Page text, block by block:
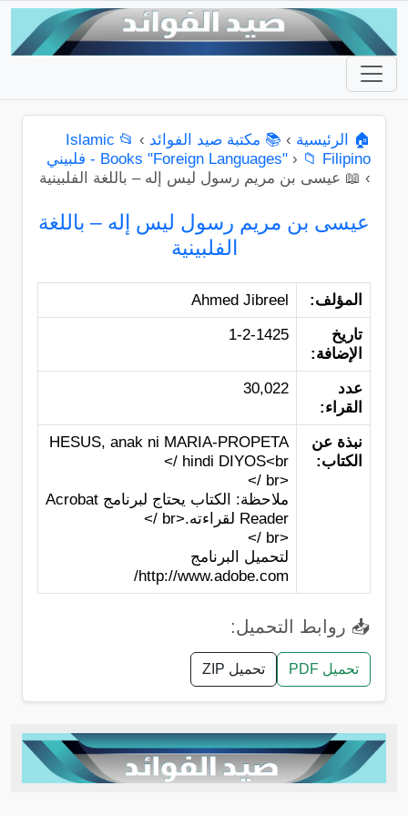
🏠 الرئيسية › 📚 مكتبة صيد الفوائد ›
📂 Islamic
Books "Foreign Languages" › 📁 Filipino - فلبيني
› 📖 عيسى بن مريم رسول ليس إله – باللغة الفلبينية
عيسى بن مريم رسول ليس إله – باللغة
الفلبينية
المؤلف:
Ahmed Jibreel
تاريخ
الإضافة:
1-2-1425
عدد
القراء:
30,022
نبذة عن
الكتاب:
HESUS, anak ni MARIA-PROPETA
hindi DIYOS<br />
<br />
ملاحظة: الكتاب يحتاج لبرنامج Acrobat
Reader لقراءته.<br />
<br />
لتحميل البرنامج
http://www.adobe.com/
📥 روابط التحميل:
تحميل PDF تحميل ZIP